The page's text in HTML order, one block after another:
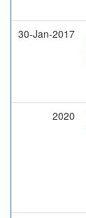
30-Jan-2017
2020